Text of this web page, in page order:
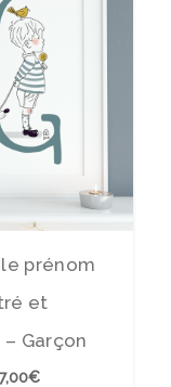
prénom
et
Garçon